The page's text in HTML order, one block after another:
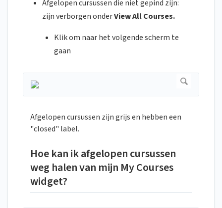
Afgelopen cursussen die niet gepind zijn:
zijn verborgen onderView All Courses.
Klik om naar het volgende scherm te
gaan
Afgelopen cursussen zijn grijs en hebben een
"closed" label.
Hoe kan ik afgelopen cursussen
weg halen van mijn My Courses
widget?